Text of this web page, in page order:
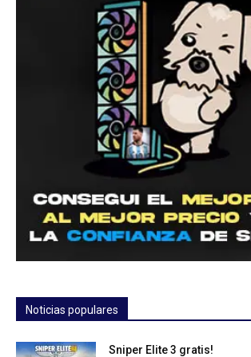
Noticias populares
Sniper Elite 3 gratis!